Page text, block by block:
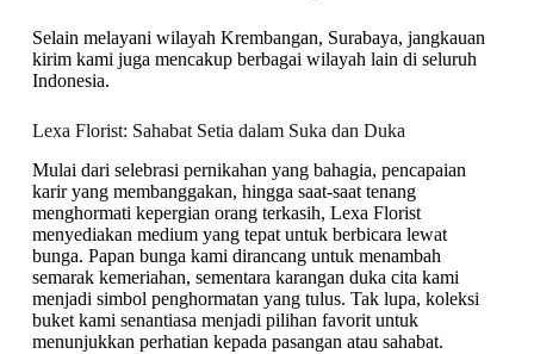
Selain melayani wilayah Krembangan, Surabaya, jangkauan
kirim kami juga mencakup berbagai wilayah lain di seluruh
Indonesia.
Lexa Florist: Sahabat Setia dalam Suka dan Duka
Mulai dari selebrasi pernikahan yang bahagia, pencapaian
karir yang membanggakan, hingga saat-saat tenang
menghormati kepergian orang terkasih, Lexa Florist
menyediakan medium yang tepat untuk berbicara lewat
bunga. Papan bunga kami dirancang untuk menambah
semarak kemeriahan, sementara karangan duka cita kami
menjadi simbol penghormatan yang tulus. Tak lupa, koleksi
buket kami senantiasa menjadi pilihan favorit untuk
menunjukkan perhatian kepada pasangan atau sahabat.